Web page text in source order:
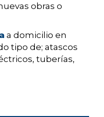
obras o
a domicilio en
tipo de; atascos
tuberías,